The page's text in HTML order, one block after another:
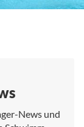
News und